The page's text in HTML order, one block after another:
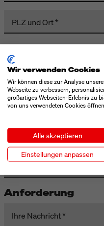
PLZ und Ort
Kontaktdaten
Vorname
Nachname
Telefon
Anforderung
Ihre Nachricht
Wir verwenden Cookies
Wir können diese zur Analyse
Webseite zu verbessern,
großartiges Webseiten-Erlebnis zu
von uns verwendeten Cookies
Alle akzeptieren
Einstellungen anpassen